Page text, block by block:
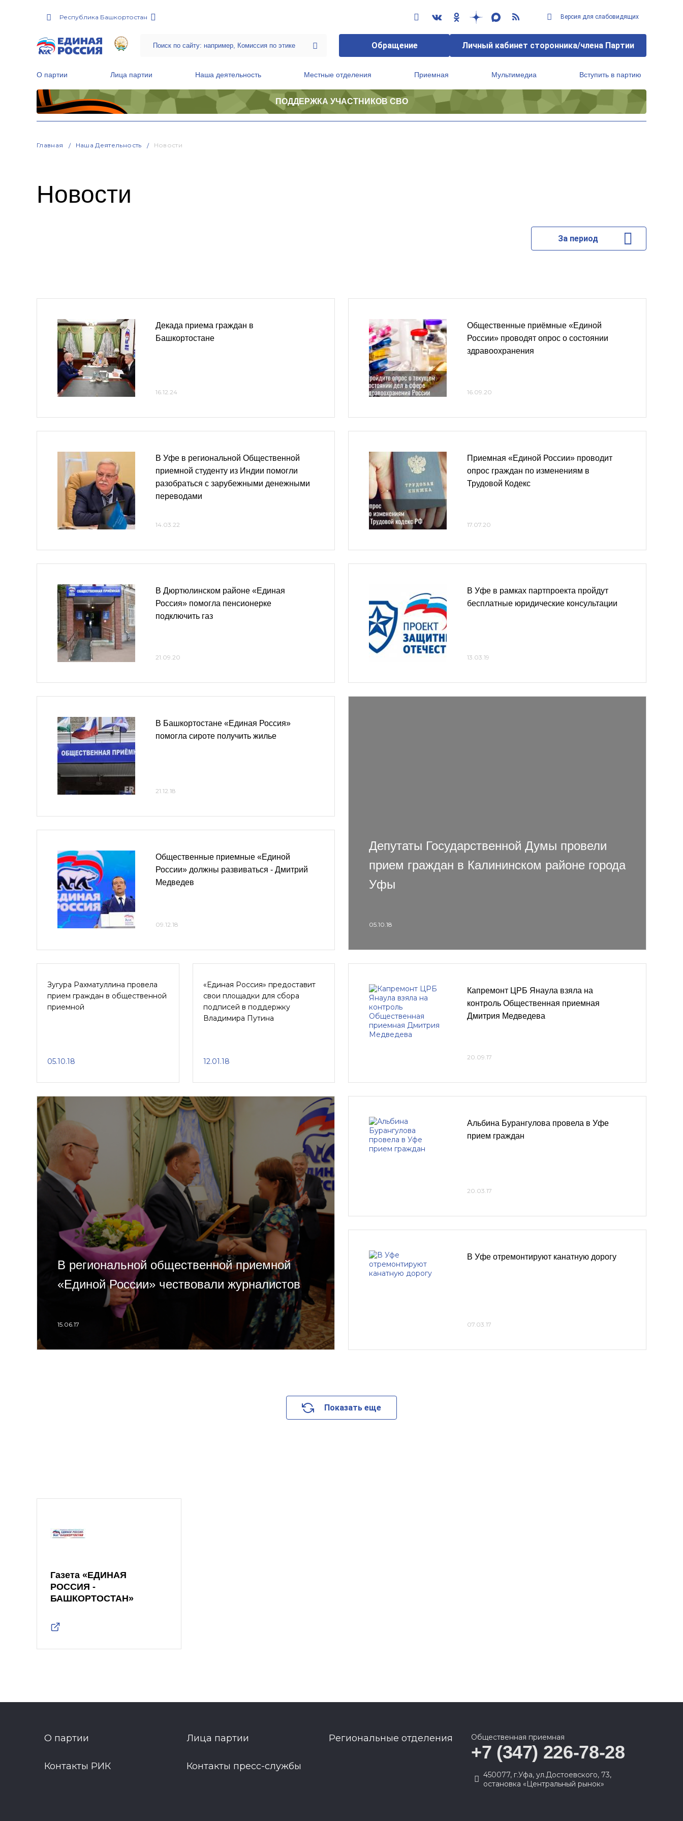
Республика Башкортостан Версия для слабовидящих
Обращение Личный кабинет сторонника/члена Партии
О партии Лица партии Наша деятельность Местные отделения Приемная Мультимедиа Вступить в партию
ПОДДЕРЖКА УЧАСТНИКОВ СВО
Главная Наша Деятельность Новости
Новости
За период
Декада приема граждан в
Башкортостане
16.12.24
В Уфе в региональной Общественной
приемной студенту из Индии помогли
разобраться с зарубежными денежными
переводами
14.03.22
В Дюртюлинском районе «Единая
Россия» помогла пенсионерке
подключить газ
21.09.20
Общественные приёмные «Единой
России» проводят опрос о состоянии
здравоохранения
16.09.20
Приемная «Единой России» проводит
опрос граждан по изменениям в
Трудовой Кодекс
17.07.20
В Уфе в рамках партпроекта пройдут
бесплатные юридические консультации
13.03.19
В Башкортостане «Единая Россия»
помогла сироте получить жилье
21.12.18
Общественные приемные «Единой
России» должны развиваться - Дмитрий
Медведев
09.12.18
Депутаты Государственной Думы провели
прием граждан в Калининском районе города
Уфы
05.10.18
Зугура Рахматуллина провела
прием граждан в общественной
приемной
05.10.18
«Единая Россия» предоставит
свои площадки для сбора
подписей в поддержку
Владимира Путина
12.01.18
Капремонт ЦРБ Янаула взяла на
контроль Общественная приемная
Дмитрия Медведева
20.09.17
В региональной общественной приемной
«Единой России» чествовали журналистов
15.06.17
Альбина Бурангулова провела в Уфе
прием граждан
20.03.17
В Уфе отремонтируют канатную дорогу
07.03.17
Показать еще
Газета «ЕДИНАЯ
РОССИЯ -
БАШКОРТОСТАН»
О партии Лица партии Региональные отделения
Контакты РИК Контакты пресс-службы
Общественная приемная
+7 (347) 226-78-28
450077, г.Уфа, ул.Достоевского, 73,
остановка «Центральный рынок»